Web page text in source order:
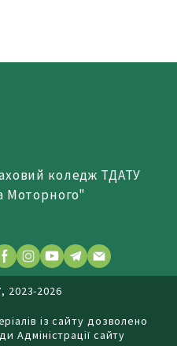
коледж ТДАТУ
Моторного"
2023-2026
із сайту дозволено
Адміністрації сайту